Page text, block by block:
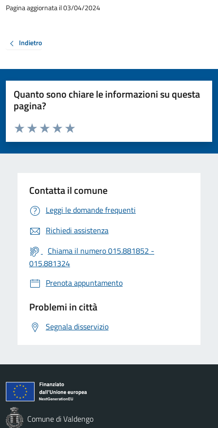
Pagina aggiornata il 03/04/2024
Indietro
Quanto sono chiare le informazioni su questa
pagina?
Valuta da 1 a 5 stelle la pagina
Valuta 5 stelle su 5
Valuta 4 stelle su 5
Valuta 3 stelle su 5
Valuta 2 stelle su 5
Valuta 1 stelle su 5
Contatta il comune
Leggi le domande frequenti
Richiedi assistenza
Chiama il numero 015.881852 -
015.881324
Prenota appuntamento
Problemi in città
Segnala disservizio
Comune di Valdengo